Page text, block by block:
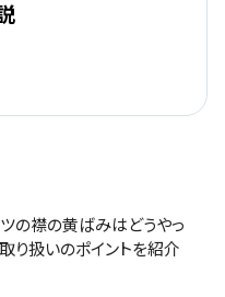
の襟の黄ばみはどうやっ
り扱いのポイントを紹介